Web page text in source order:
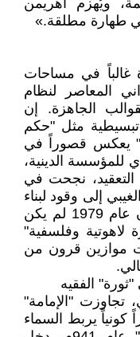
ويُهزم أهريمن
في طهارة مطلقة.»
غالباً في مساحات
المعاصر لنظام
الجاهزة. إن
مثل "حكم
يعكس قصوراً في
للمؤسسة الدينية،
التعقيد، نجحت في
إلى وقود لبناء
مؤسسات حديثة. ما حدث في إيران عام 1979 لم يكن
لاهوتية وفلسفية"
موازين قرون من
"ثورة" الفقيه
تجاوزت "الإمامة"
يربط السماء